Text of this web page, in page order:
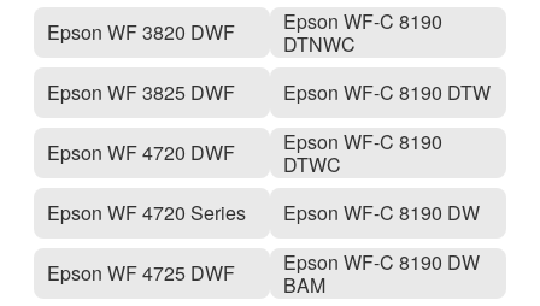
Epson WF 3820 DWF
Epson WF 3825 DWF
Epson WF 4720 DWF
Epson WF 4720 Series
Epson WF 4725 DWF
Epson WF-C 8190
DTNWC
Epson WF-C 8190 DTW
Epson WF-C 8190
DTWC
Epson WF-C 8190 DW
Epson WF-C 8190 DW
BAM